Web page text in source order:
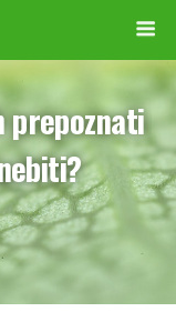
prepoznati